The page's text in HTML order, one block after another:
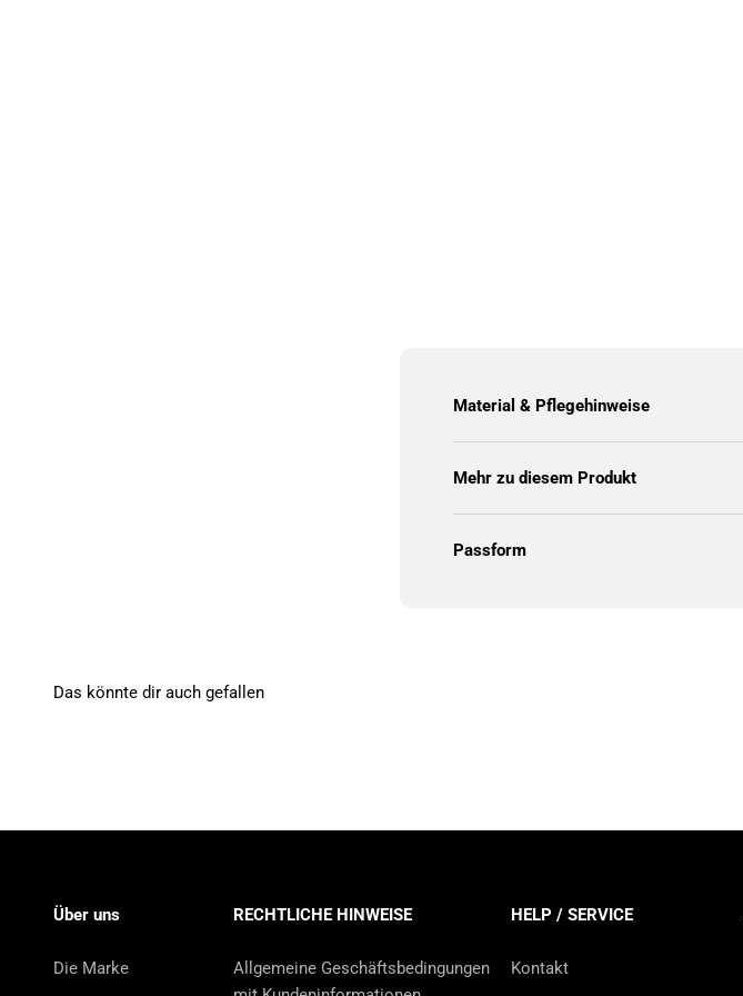
Material & Pflegehinweise
Mehr zu diesem Produkt
Passform
Das könnte dir auch gefallen
Über uns
Die Marke
RECHTLICHE HINWEISE
Allgemeine Geschäftsbedingungen
HELP / SERVICE
Kontakt